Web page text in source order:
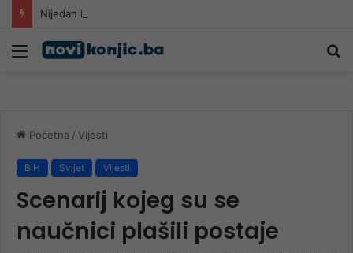
Nijedan NBA igrač iz Litvanije ne želi igrati protiv BiH
Meni
Početna / Vijesti
BiH Svijet Vijesti
Scenarij kojeg su se
naučnici plašili postaje